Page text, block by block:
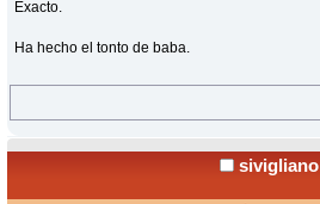
Exacto.
Ha hecho el tonto de baba.
sivigliano